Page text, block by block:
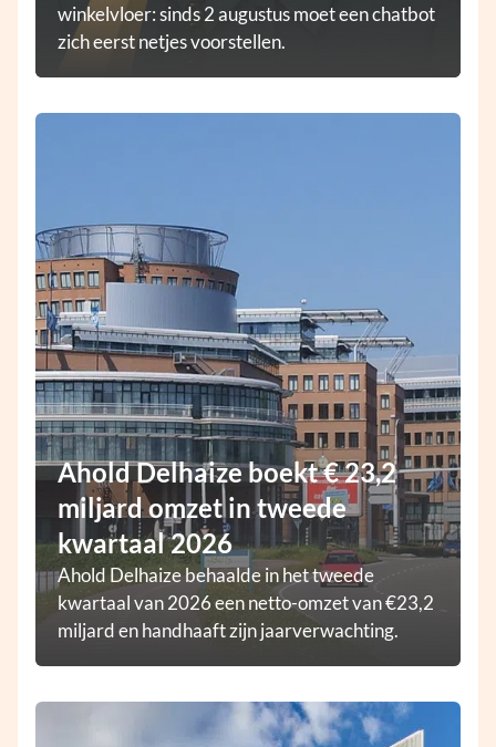
winkelvloer: sinds 2 augustus moet een chatbot
zich eerst netjes voorstellen.
Ahold Delhaize boekt € 23,2
miljard omzet in tweede
kwartaal 2026
Ahold Delhaize behaalde in het tweede
kwartaal van 2026 een netto-omzet van €23,2
miljard en handhaaft zijn jaarverwachting.